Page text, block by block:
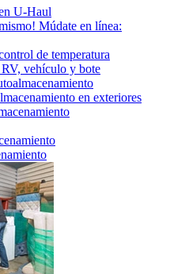
U-Haul
Múdate en línea:
de temperatura
vehículo y bote
en exteriores